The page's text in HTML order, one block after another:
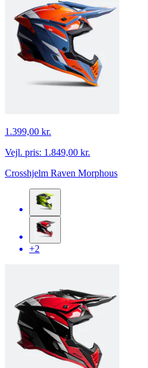
1.399,00 kr.
Vejl. pris: 1.849,00 kr.
Crosshjelm Raven Morphous
+2